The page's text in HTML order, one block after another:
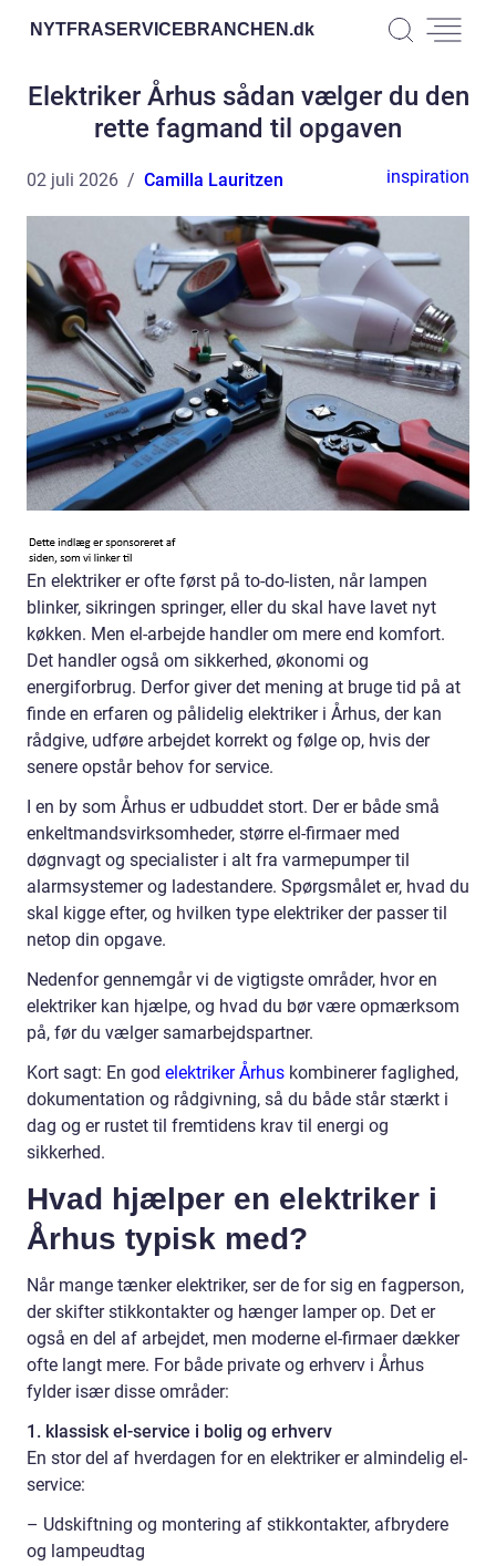
NYTFRASERVICEBRANCHEN.dk
Elektriker Århus sådan vælger du den
rette fagmand til opgaven
02 juli 2026 Camilla Lauritzen inspiration
En elektriker er ofte først på to-do-listen, når lampen
blinker, sikringen springer, eller du skal have lavet nyt
køkken. Men el-arbejde handler om mere end komfort.
Det handler også om sikkerhed, økonomi og
energiforbrug. Derfor giver det mening at bruge tid på at
finde en erfaren og pålidelig elektriker i Århus, der kan
rådgive, udføre arbejdet korrekt og følge op, hvis der
senere opstår behov for service.
I en by som Århus er udbuddet stort. Der er både små
enkeltmandsvirksomheder, større el-firmaer med
døgnvagt og specialister i alt fra varmepumper til
alarmsystemer og ladestandere. Spørgsmålet er, hvad du
skal kigge efter, og hvilken type elektriker der passer til
netop din opgave.
Nedenfor gennemgår vi de vigtigste områder, hvor en
elektriker kan hjælpe, og hvad du bør være opmærksom
på, før du vælger samarbejdspartner.
Kort sagt: En god elektriker Århus kombinerer faglighed,
dokumentation og rådgivning, så du både står stærkt i
dag og er rustet til fremtidens krav til energi og
sikkerhed.
Hvad hjælper en elektriker i
Århus typisk med?
Når mange tænker elektriker, ser de for sig en fagperson,
der skifter stikkontakter og hænger lamper op. Det er
også en del af arbejdet, men moderne el-firmaer dækker
ofte langt mere. For både private og erhverv i Århus
fylder især disse områder:
1. klassisk el-service i bolig og erhverv
En stor del af hverdagen for en elektriker er almindelig el-
service:
– Udskiftning og montering af stikkontakter, afbrydere
og lampeudtag